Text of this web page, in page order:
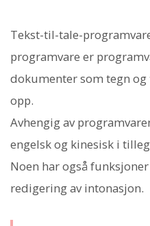
Tekst-til-tale-
programvare er
dokumenter som tegn
opp.
Avhengig av
engelsk og kinesisk i
Noen har også
redigering av intonasjon.